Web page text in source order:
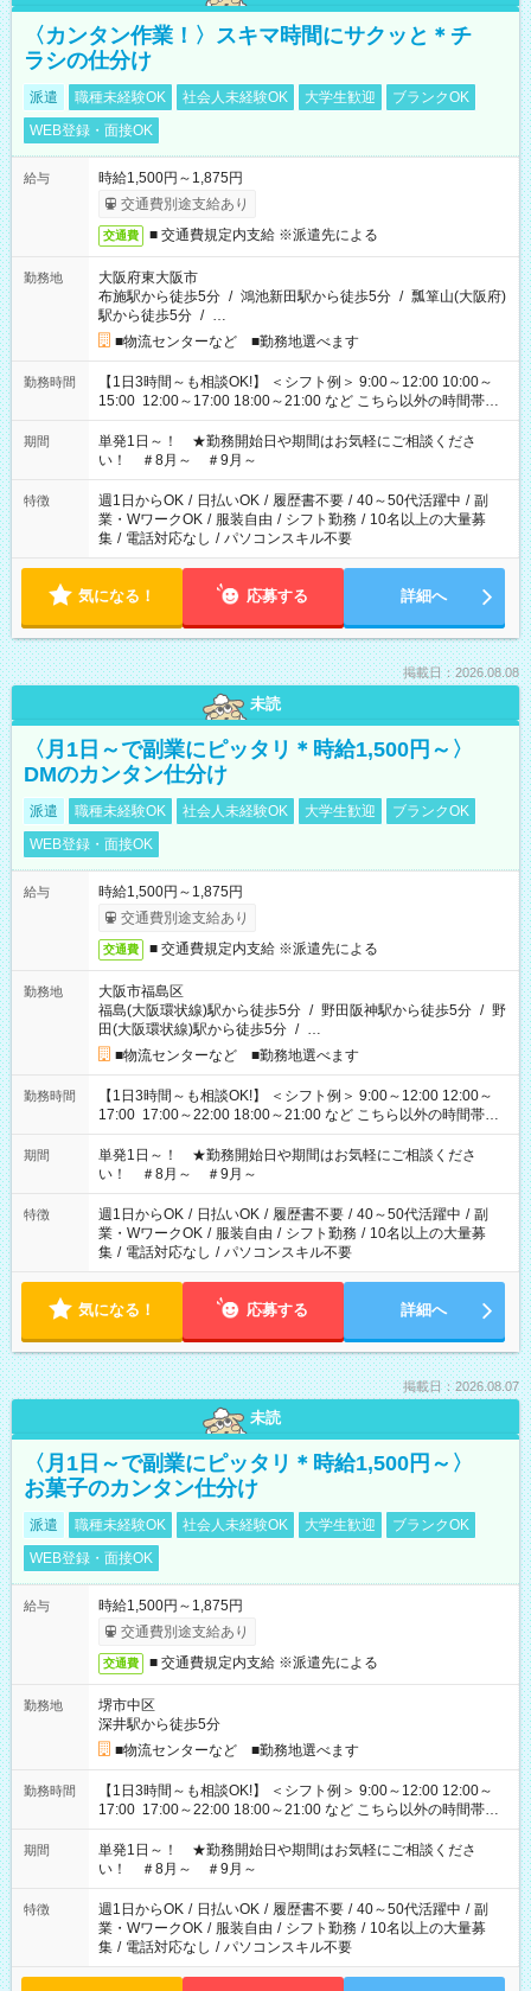
〈カンタン作業！〉スキマ時間にサクッと＊チ
ラシの仕分け
派遣 職種未経験OK 社会人未経験OK 大学生歓迎
ブランクOK
WEB登録・面接OK
給与
時給1,500円～1,875円
交通費別途支給あり
交通費 ■ 交通費規定内支給 ※派遣先による
勤務地
大阪府東大阪市
布施駅から徒歩5分 / 鴻池新田駅から徒歩5分 / 瓢箪山(大阪府)
駅から徒歩5分 / …
■物流センターなど ■勤務地選べます
勤務時間
【1日3時間～も相談OK!】 ＜シフト例＞ 9:00～12:00 10:00～
15:00 12:00～17:00 18:00～21:00 など こちら以外の時間帯も
お気軽にご相談ください！
期間
単発1日～！ ★勤務開始日や期間はお気軽にご相談くださ
い！ ＃8月～ ＃9月～
特徴 週1日からOK / 日払いOK / 履歴書不要 / 40～50代活躍中 / 副
業・WワークOK / 服装自由 / シフト勤務 / 10名以上の大量募
集 / 電話対応なし / パソコンスキル不要
気になる！ 応募する 詳細へ
掲載日：2026.08.08
未読
〈月1日～で副業にピッタリ＊時給1,500円～〉
DMのカンタン仕分け
派遣 職種未経験OK 社会人未経験OK 大学生歓迎
ブランクOK
WEB登録・面接OK
給与
時給1,500円～1,875円
交通費別途支給あり
交通費 ■ 交通費規定内支給 ※派遣先による
勤務地
大阪市福島区
福島(大阪環状線)駅から徒歩5分 / 野田阪神駅から徒歩5分 / 野
田(大阪環状線)駅から徒歩5分 / …
■物流センターなど ■勤務地選べます
勤務時間
【1日3時間～も相談OK!】 ＜シフト例＞ 9:00～12:00 12:00～
17:00 17:00～22:00 18:00～21:00 など こちら以外の時間帯も
お気軽にご相談ください！
期間
単発1日～！ ★勤務開始日や期間はお気軽にご相談くださ
い！ ＃8月～ ＃9月～
特徴 週1日からOK / 日払いOK / 履歴書不要 / 40～50代活躍中 / 副
業・WワークOK / 服装自由 / シフト勤務 / 10名以上の大量募
集 / 電話対応なし / パソコンスキル不要
気になる！ 応募する 詳細へ
掲載日：2026.08.07
未読
〈月1日～で副業にピッタリ＊時給1,500円～〉
お菓子のカンタン仕分け
派遣 職種未経験OK 社会人未経験OK 大学生歓迎
ブランクOK
WEB登録・面接OK
給与
時給1,500円～1,875円
交通費別途支給あり
交通費 ■ 交通費規定内支給 ※派遣先による
勤務地
堺市中区
深井駅から徒歩5分
■物流センターなど ■勤務地選べます
勤務時間
【1日3時間～も相談OK!】 ＜シフト例＞ 9:00～12:00 12:00～
17:00 17:00～22:00 18:00～21:00 など こちら以外の時間帯も
お気軽にご相談ください！
期間
単発1日～！ ★勤務開始日や期間はお気軽にご相談くださ
い！ ＃8月～ ＃9月～
特徴 週1日からOK / 日払いOK / 履歴書不要 / 40～50代活躍中 / 副
業・WワークOK / 服装自由 / シフト勤務 / 10名以上の大量募
集 / 電話対応なし / パソコンスキル不要